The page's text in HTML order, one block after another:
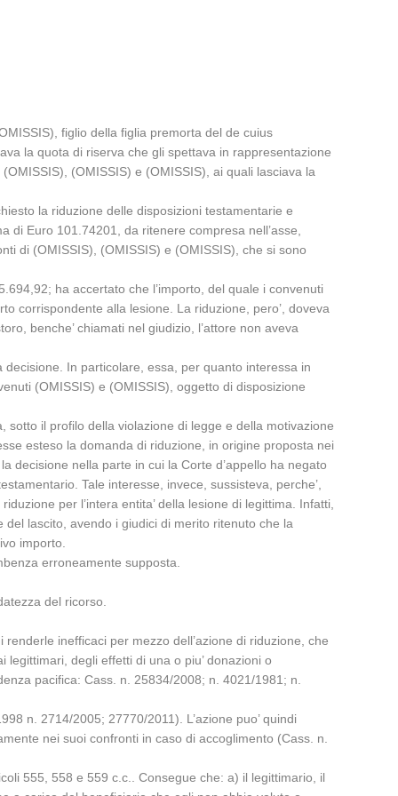
figlio della figlia premorta del de cuius
la quota di riserva che gli spettava in rappresentazione
(OMISSIS) e (OMISSIS), ai quali lasciava la
la riduzione delle disposizioni testamentarie e
di Euro 101.74201, da ritenere compresa nell’asse,
di (OMISSIS), (OMISSIS) e (OMISSIS), che si sono
ha accertato che l’importo, del quale i convenuti
corrispondente alla lesione. La riduzione, pero’, doveva
benche’ chiamati nel giudizio, l’attore non aveva
In particolare, essa, per quanto interessa in
(OMISSIS) e (OMISSIS), oggetto di disposizione
il profilo della violazione di legge e della motivazione
esteso la domanda di riduzione, in origine proposta nei
decisione nella parte in cui la Corte d’appello ha negato
Tale interesse, invece, sussisteva, perche’,
per l’intera entita’ della lesione di legittima. Infatti,
lascito, avendo i giudici di merito ritenuto che la
importo.
erroneamente supposta.
del ricorso.
inefficaci per mezzo dell’azione di riduzione, che
degli effetti di una o piu’ donazioni o
pacifica: Cass. n. 25834/2008; n. 4021/1981; n.
n. 2714/2005; 27770/2011). L’azione puo’ quindi
nei suoi confronti in caso di accoglimento (Cass. n.
555, 558 e 559 c.c.. Consegue che: a) il legittimario, il